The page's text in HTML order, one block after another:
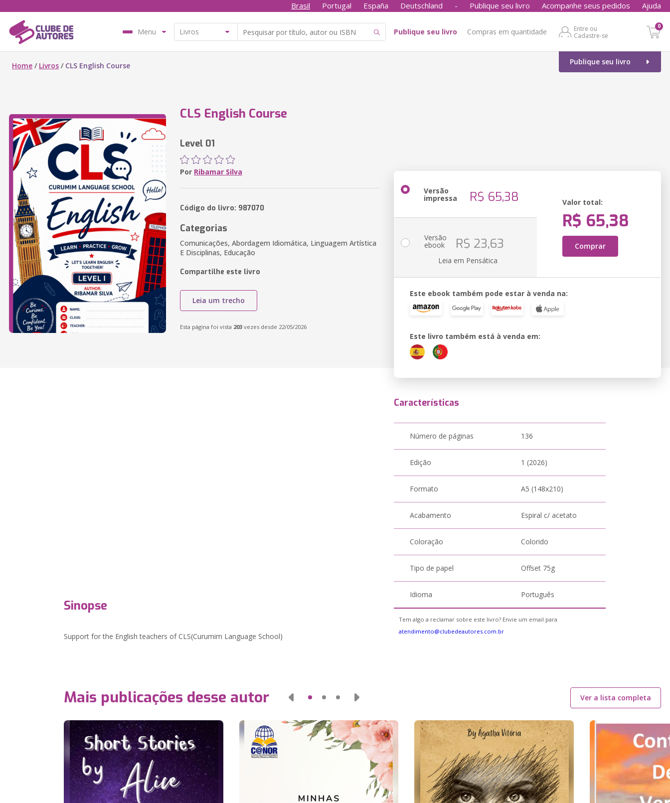
Brasil Portugal España Deutschland - Publique seu livro Acompanhe seus pedidos Ajuda
Menu Publique seu livro Compras em quantidade
Entre ou
Cadastre-se
0
Publique seu livro
Home / Livros / CLS English Course
CLS English Course
Level 01
Por Ribamar Silva
Código do livro: 987070
Categorias
Comunicações, Abordagem Idiomática, Linguagem Artística
E Disciplinas, Educação
Compartilhe este livro
Leia um trecho
Esta página foi vista 203 vezes desde 22/05/2026
Versão
impressa R$ 65,38 Valor total:
R$ 65,38
Comprar
Versão
ebook R$ 23,63
Leia em Pensática
Este ebook também pode estar à venda na:
Este livro também está à venda em:
Sinopse
Support for the English teachers of CLS(Curumim Language School)
Características
Número de páginas 136
Edição 1 (2026)
Formato A5 (148x210)
Acabamento Espiral c/ acetato
Coloração Colorido
Tipo de papel Offset 75g
Idioma Português
Tem algo a reclamar sobre este livro? Envie um email para
atendimento@clubedeautores.com.br
Mais publicações desse autor Ver a lista completa